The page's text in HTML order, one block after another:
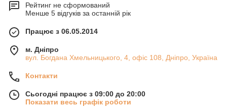
Рейтинг не сформований
Менше 5 відгуків за останній рік
Працює з 06.05.2014
м. Дніпро
вул. Богдана Хмельницького, 4, офіс 108, Дніпро, Україна
Контакти
Сьогодні працює з 09:00 до 20:00
Показати весь графік роботи